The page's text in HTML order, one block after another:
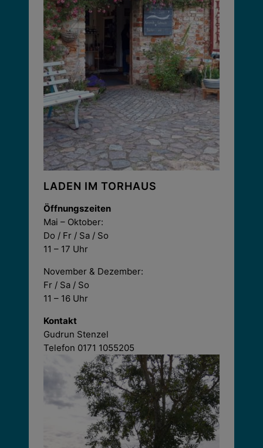
LADEN IM TORHAUS
Öffnungszeiten
Mai – Oktober:
Do / Fr / Sa / So
11 – 17 Uhr
November & Dezember:
Fr / Sa / So
11 – 16 Uhr
Kontakt
Gudrun Stenzel
Telefon 0171 1055205